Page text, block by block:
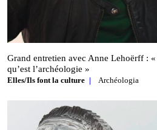
Grand entretien avec Anne Lehoërff :
qu’est l’archéologie »
Elles/Ils font la culture Archéologia